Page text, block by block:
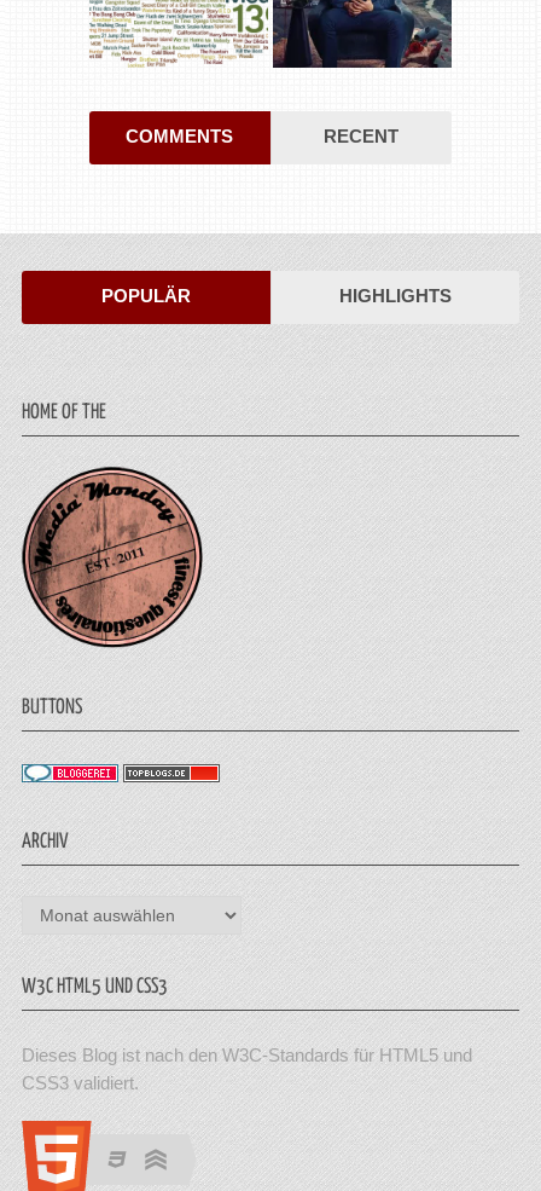
COMMENTS RECENT
POPULÄR HIGHLIGHTS
HOME OF THE
BUTTONS
ARCHIV
Archiv
W3C HTML5 UND CSS3
Dieses Blog ist nach den W3C-Standards für HTML5 und
CSS3 validiert.